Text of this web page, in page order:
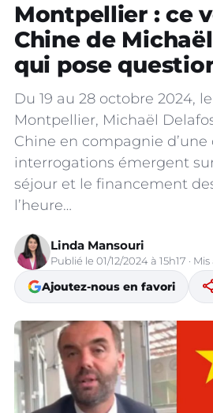
Montpellier : ce
Chine de
qui pose
Du 19 au 28 octobre 2024,
Montpellier, Michaël
Chine en compagnie
interrogations émergent
séjour et le financement
l’heure…
Linda Mansouri
Publié le 01/12/2024 à 15h17 ·
Ajoutez-nous en favori